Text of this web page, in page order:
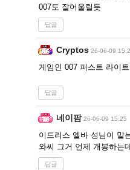
007도 잘어울릴듯
답글
Cryptos 26-06-09
게임인 007 퍼스트 라이
답글
네이팜 26-06-09 15:25
이드리스 엘바 성님이 맡
와씨 그거 언제 개봉하는
답글